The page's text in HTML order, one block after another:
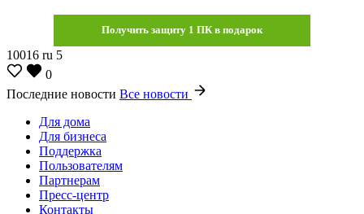
Получить защиту 1 ПК в подарок
10016 ru 5
0
Последние новости Все новости
Для дома
Для бизнеса
Поддержка
Пользователям
Партнерам
Пресс-центр
Контакты